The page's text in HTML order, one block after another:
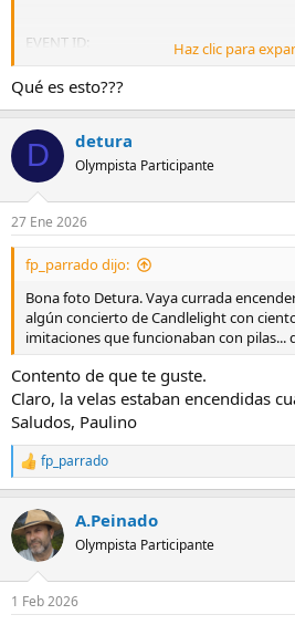
EVENT ID:
Haz clic para
Qué es esto???
D detura
Olympista Participante
27 Ene 2026
fp_parrado dijo:
Bona foto Detura. Vaya currada
algún concierto de Candlelight con
imitaciones que funcionaban con pilas...
Contento de que te guste.
Claro, la velas estaban encendidas
Saludos, Paulino
R
e
c
c
i
e
fp_parrado
A.Peinado
Olympista Participante
1 Feb 2026